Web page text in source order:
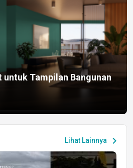
untuk Tampilan Bangunan
Lihat Lainnya chevron_right